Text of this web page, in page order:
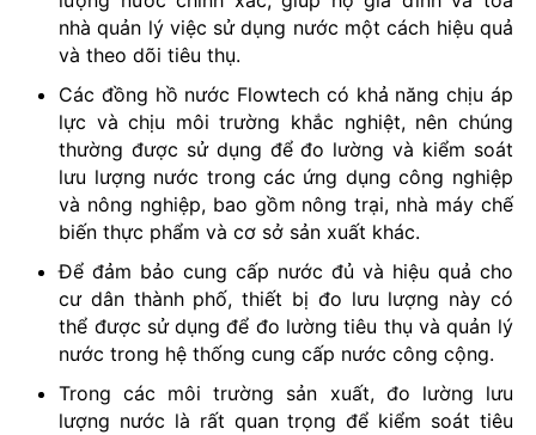
nhà quản lý việc sử dụng nước một cách hiệu quả
và theo dõi tiêu thụ.
Các đồng hồ nước Flowtech có khả năng chịu áp
lực và chịu môi trường khắc nghiệt, nên chúng
thường được sử dụng để đo lường và kiểm soát
lưu lượng nước trong các ứng dụng công nghiệp
và nông nghiệp, bao gồm nông trại, nhà máy chế
biến thực phẩm và cơ sở sản xuất khác.
Để đảm bảo cung cấp nước đủ và hiệu quả cho
cư dân thành phố, thiết bị đo lưu lượng này có
thể được sử dụng để đo lường tiêu thụ và quản lý
nước trong hệ thống cung cấp nước công cộng.
Trong các môi trường sản xuất, đo lường lưu
lượng nước là rất quan trọng để kiểm soát tiêu